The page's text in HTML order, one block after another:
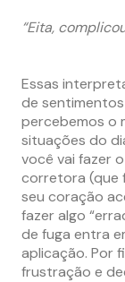
“Eita,
Essas
de
percebemos o
situações do
você vai fazer
corretora (que
seu coração
fazer algo
de fuga entra
aplicação. Por
frustração e